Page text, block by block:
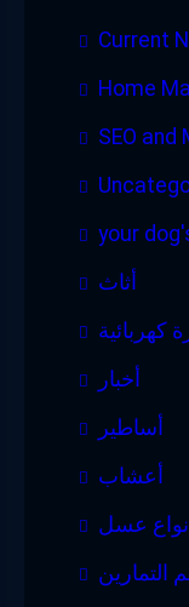
Current
Home
SEO and
your
أثاث
كهربائية
أخبار
أساطير
أعشاب
عسل
التمارين